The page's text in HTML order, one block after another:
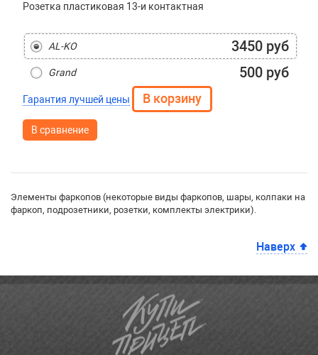
Розетка пластиковая 13-и контактная
AL-KO 3450 руб
Grand 500 руб
Гарантия лучшей цены
В сравнение
Элементы фаркопов (некоторые виды фаркопов, шары, колпаки на
фаркоп, подрозетники, розетки, комплекты электрики).
Наверх